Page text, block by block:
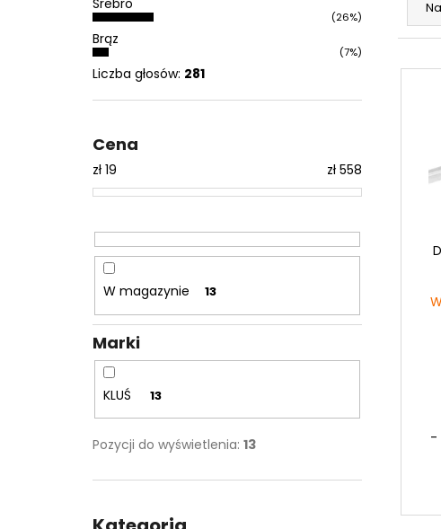
Srebro
(26%)
Brąz
(7%)
Liczba głosów: 281
Cena
zł 19 zł 558
W magazynie 13
Marki
KLUŚ 13
Pozycji do wyświetlenia: 13
kategorie
r
L
-